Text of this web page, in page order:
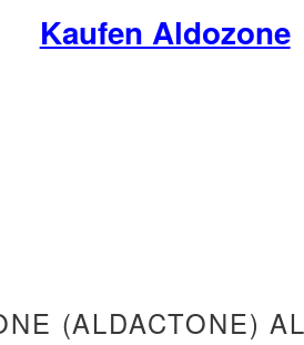
Kaufen Aldozone
(ALDACTONE)